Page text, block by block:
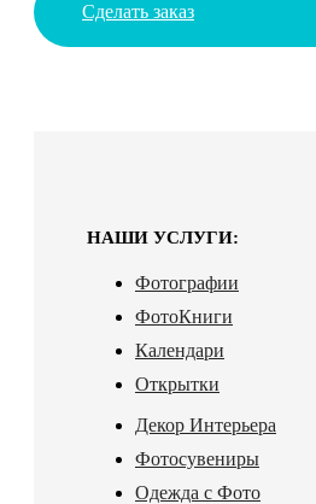
Сделать заказ
НАШИ УСЛУГИ:
Фотографии
ФотоКниги
Календари
Открытки
Декор Интерьера
Фотосувениры
Одежда с Фото